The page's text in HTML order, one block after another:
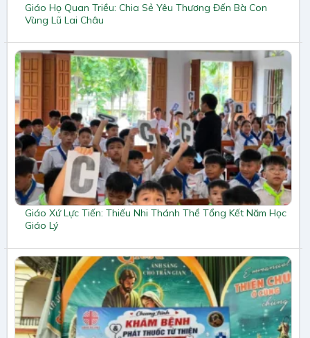
Giáo Họ Quan Triều: Chia Sẻ Yêu Thương Đến Bà Con
Vùng Lũ Lai Châu
Giáo Xứ Lực Tiến: Thiếu Nhi Thánh Thể Tổng Kết Năm Học
Giáo Lý